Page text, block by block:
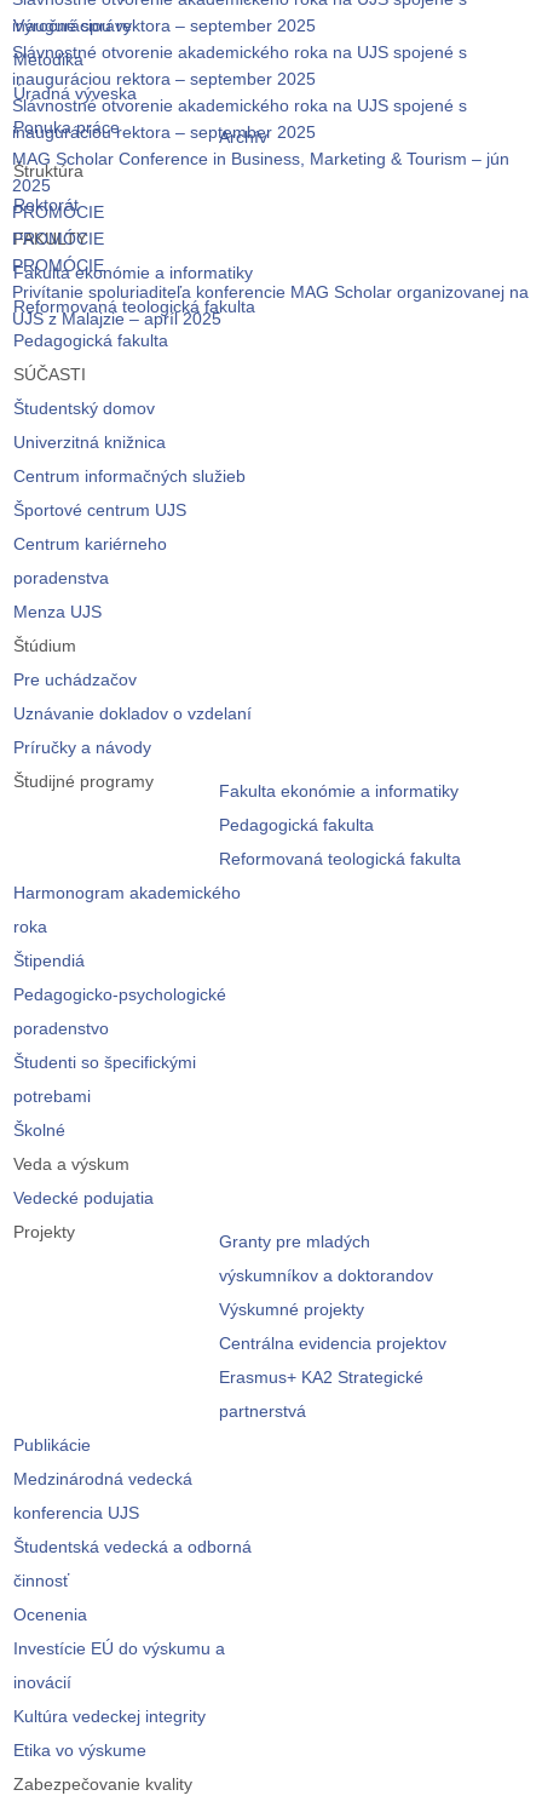
Výročné správy
Metodika
Úradná výveska
Ponuka práce
Archív
Štruktúra
Rektorát
FAKULTY
Fakulta ekonómie a informatiky
Reformovaná teologická fakulta
Pedagogická fakulta
SÚČASTI
Študentský domov
Univerzitná knižnica
Centrum informačných služieb
Športové centrum UJS
Centrum kariérneho
poradenstva
Menza UJS
Štúdium
Pre uchádzačov
Uznávanie dokladov o vzdelaní
Príručky a návody
Študijné programy
Fakulta ekonómie a informatiky
Pedagogická fakulta
Reformovaná teologická fakulta
Harmonogram akademického
roka
Štipendiá
Pedagogicko-psychologické
poradenstvo
Študenti so špecifickými
potrebami
Školné
Veda a výskum
Vedecké podujatia
Projekty
Granty pre mladých
výskumníkov a doktorandov
Výskumné projekty
Centrálna evidencia projektov
Erasmus+ KA2 Strategické
partnerstvá
Publikácie
Medzinárodná vedecká
konferencia UJS
Študentská vedecká a odborná
činnosť
Ocenenia
Investície EÚ do výskumu a
inovácií
Kultúra vedeckej integrity
Etika vo výskume
Zabezpečovanie kvality
inauguráciou rektora – september 2025
Slávnostné otvorenie akademického roka na UJS spojené s
inauguráciou rektora – september 2025
Slávnostné otvorenie akademického roka na UJS spojené s
inauguráciou rektora – september 2025
MAG Scholar Conference in Business, Marketing & Tourism – jún
2025
PROMÓCIE
PROMÓCIE
PROMÓCIE
Privítanie spoluriaditeľa konferencie MAG Scholar organizovanej na
UJS z Malajzie – apríl 2025